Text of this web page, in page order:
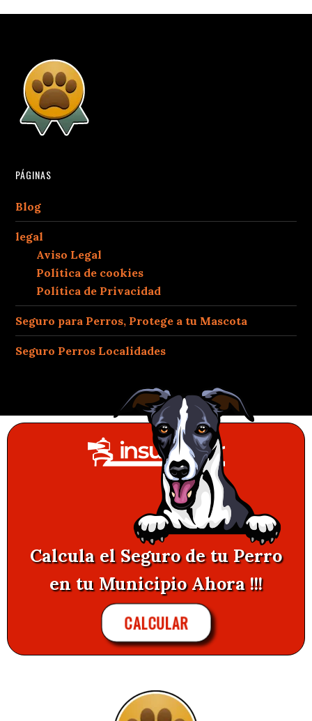
PÁGINAS
Blog
legal
Aviso Legal
Política de cookies
Política de Privacidad
Seguro para Perros, Protege a tu Mascota
Seguro Perros Localidades
Calcula el Seguro de tu Perro
en tu Municipio Ahora !!!
CALCULAR